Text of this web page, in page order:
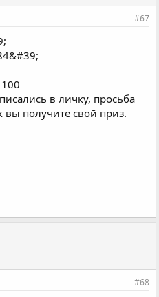
#67
в личку, просьба
получите свой приз.
#68